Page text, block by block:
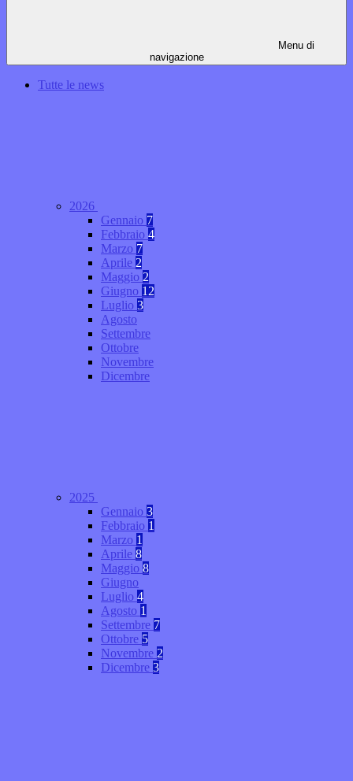
Menu di
navigazione
Tutte le news
2026
Gennaio 7
Febbraio 4
Marzo 7
Aprile 2
Maggio 2
Giugno 12
Luglio 3
Agosto
Settembre
Ottobre
Novembre
Dicembre
2025
Gennaio 3
Febbraio 1
Marzo 1
Aprile 8
Maggio 8
Giugno
Luglio 4
Agosto 1
Settembre 7
Ottobre 5
Novembre 2
Dicembre 3